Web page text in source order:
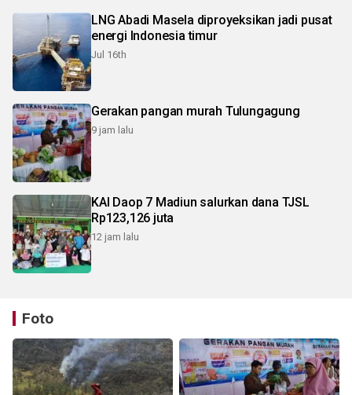
LNG Abadi Masela diproyeksikan jadi pusat
energi Indonesia timur
Jul 16th
Gerakan pangan murah Tulungagung
9 jam lalu
KAI Daop 7 Madiun salurkan dana TJSL
Rp123,126 juta
12 jam lalu
Foto